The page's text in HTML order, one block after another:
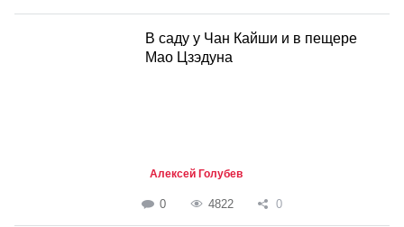
В саду у Чан Кайши и в пещере
Мао Цзэдуна
Алексей Голубев
0 4822 0